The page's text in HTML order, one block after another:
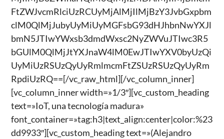
FtZWJvcmRlciUzRCUyMjAlMjIlMjBzY3JvbGxpbm
clM0QlMjJubyUyMiUyMGFsbG93dHJhbnNwYXJl
bmN5JTIwYWxsb3dmdWxsc2NyZWVuJTIwc3R5
bGUlM0QlMjJtYXJnaW4lM0EwJTIwYXV0byUzQi
UyMiUzRSUzQyUyRmlmcmFtZSUzRSUzQyUyRm
RpdiUzRQ==[/vc_raw_html][/vc_column_inner]
[vc_column_inner width=»1/3″][vc_custom_heading
text=»IoT, una tecnología madura»
font_container=»tag:h3|text_align:center|color:%23
dd9933″][vc_custom_heading text=»(Alejandro